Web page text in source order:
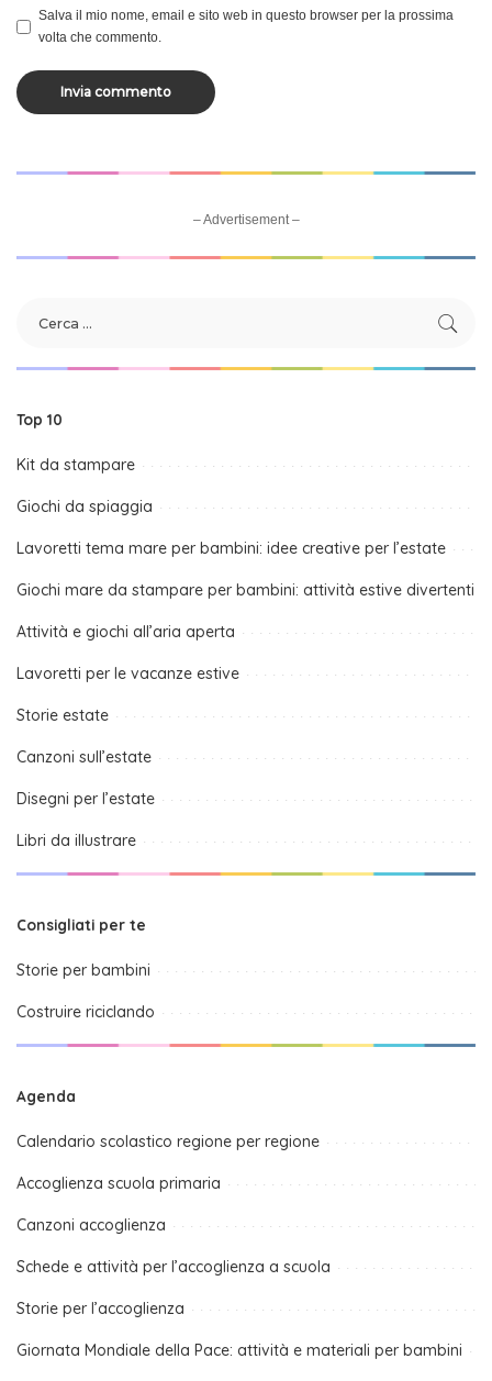
Salva il mio nome, email e sito web in questo browser per la prossima
volta che commento.
– Advertisement –
Top 10
Kit da stampare
Giochi da spiaggia
Lavoretti tema mare per bambini: idee creative per l’estate
Giochi mare da stampare per bambini: attività estive divertenti
Attività e giochi all’aria aperta
Lavoretti per le vacanze estive
Storie estate
Canzoni sull’estate
Disegni per l’estate
Libri da illustrare
Consigliati per te
Storie per bambini
Costruire riciclando
Agenda
Calendario scolastico regione per regione
Accoglienza scuola primaria
Canzoni accoglienza
Schede e attività per l’accoglienza a scuola
Storie per l’accoglienza
Giornata Mondiale della Pace: attività e materiali per bambini